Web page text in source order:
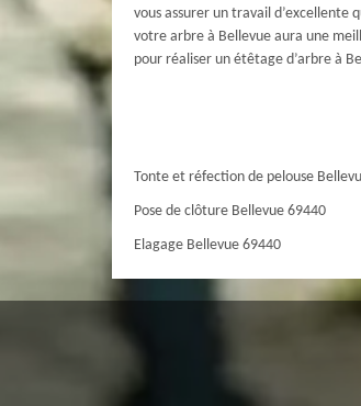
vous assurer un travail
votre arbre à Bellevue aura une
pour réaliser un étêtage d’arbre à
Tonte et réfection de pelouse
Pose de clôture Bellevue 69440
Elagage Bellevue 69440